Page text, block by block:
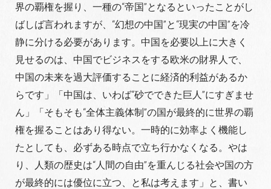
界の覇権を握り、一種の“帝国”となるといったことがし
ばしば言われますが、“幻想の中国”と“現実の中国”を冷
静に分ける必要があります。中国を必要以上に大きく
見せるのは、中国でビジネスをする欧米の財界人で、
中国の未来を過大評価することに経済的利益があるか
らです」「中国は、いわば“砂でできた巨人”にすぎませ
ん」「そもそも“全体主義体制”の国が最終的に世界の覇
権を握ることはあり得ない。一時的に効率よく機能し
たとしても、必ずある時点で立ち行かなくなる。やは
り、人類の歴史は“人間の自由”を重んじる社会や国の方
が最終的には優位に立つ、と私は考えます」と、書い